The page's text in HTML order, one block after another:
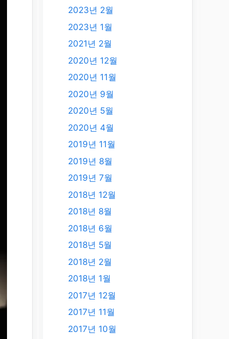
2023년 2월
2023년 1월
2021년 2월
2020년 12월
2020년 11월
2020년 9월
2020년 5월
2020년 4월
2019년 11월
2019년 8월
2019년 7월
2018년 12월
2018년 8월
2018년 6월
2018년 5월
2018년 2월
2018년 1월
2017년 12월
2017년 11월
2017년 10월